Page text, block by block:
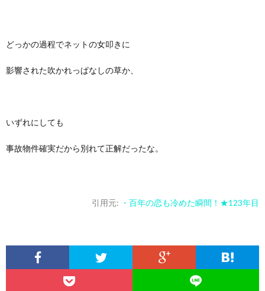
どっかの過程でネットの女叩きに
影響された吹かれっぱなしの草か、
いずれにしても
事故物件確実だから別れて正解だったな。
引用元: ・百年の恋も冷めた瞬間！★123年目